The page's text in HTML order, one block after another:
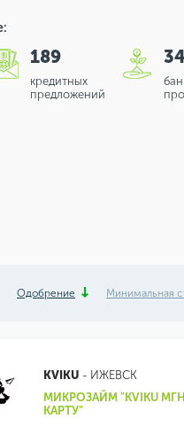
189
кредитных
предложений
34
Одобрение Минимальная
KVIKU - ИЖЕВСК
МИКРОЗАЙМ "KVIKU
КАРТУ"